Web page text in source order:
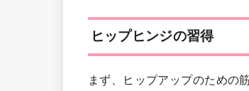
ヒップヒンジの習得
まず、ヒップアップのための